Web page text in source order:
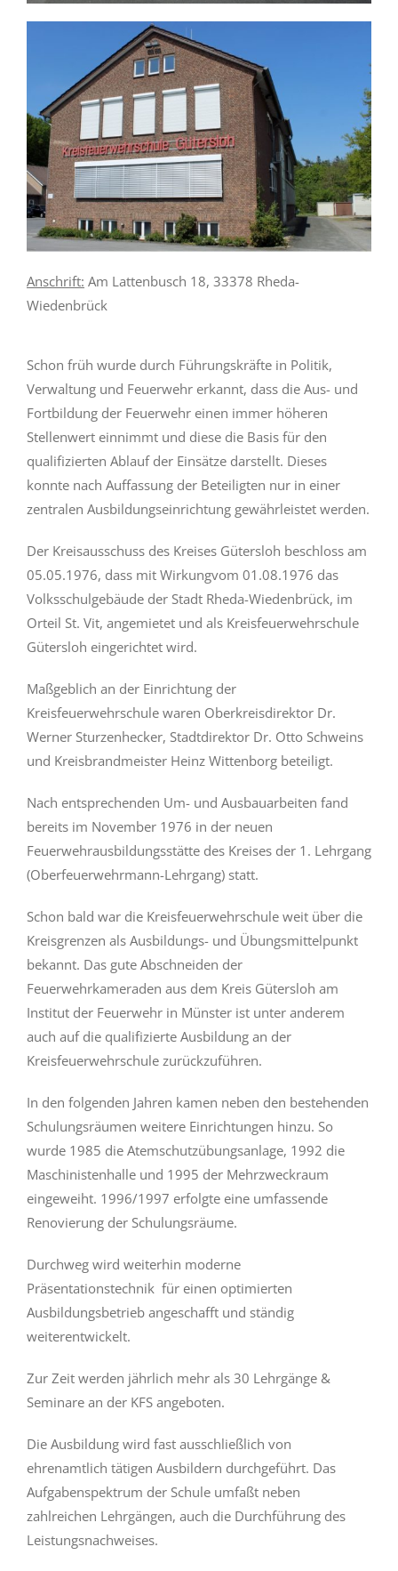
Anschrift: Am Lattenbusch 18, 33378 Rheda-
Wiedenbrück
Schon früh wurde durch Führungskräfte in Politik,
Verwaltung und Feuerwehr erkannt, dass die Aus- und
Fortbildung der Feuerwehr einen immer höheren
Stellenwert einnimmt und diese die Basis für den
qualifizierten Ablauf der Einsätze darstellt. Dieses
konnte nach Auffassung der Beteiligten nur in einer
zentralen Ausbildungseinrichtung gewährleistet werden.
Der Kreisausschuss des Kreises Gütersloh beschloss am
05.05.1976, dass mit Wirkungvom 01.08.1976 das
Volksschulgebäude der Stadt Rheda-Wiedenbrück, im
Orteil St. Vit, angemietet und als Kreisfeuerwehrschule
Gütersloh eingerichtet wird.
Maßgeblich an der Einrichtung der
Kreisfeuerwehrschule waren Oberkreisdirektor Dr.
Werner Sturzenhecker, Stadtdirektor Dr. Otto Schweins
und Kreisbrandmeister Heinz Wittenborg beteiligt.
Nach entsprechenden Um- und Ausbauarbeiten fand
bereits im November 1976 in der neuen
Feuerwehrausbildungsstätte des Kreises der 1. Lehrgang
(Oberfeuerwehrmann-Lehrgang) statt.
Schon bald war die Kreisfeuerwehrschule weit über die
Kreisgrenzen als Ausbildungs- und Übungsmittelpunkt
bekannt. Das gute Abschneiden der
Feuerwehrkameraden aus dem Kreis Gütersloh am
Institut der Feuerwehr in Münster ist unter anderem
auch auf die qualifizierte Ausbildung an der
Kreisfeuerwehrschule zurückzuführen.
In den folgenden Jahren kamen neben den bestehenden
Schulungsräumen weitere Einrichtungen hinzu. So
wurde 1985 die Atemschutzübungsanlage, 1992 die
Maschinistenhalle und 1995 der Mehrzweckraum
eingeweiht. 1996/1997 erfolgte eine umfassende
Renovierung der Schulungsräume.
Durchweg wird weiterhin moderne
Präsentationstechnik für einen optimierten
Ausbildungsbetrieb angeschafft und ständig
weiterentwickelt.
Zur Zeit werden jährlich mehr als 30 Lehrgänge &
Seminare an der KFS angeboten.
Die Ausbildung wird fast ausschließlich von
ehrenamtlich tätigen Ausbildern durchgeführt. Das
Aufgabenspektrum der Schule umfaßt neben
zahlreichen Lehrgängen, auch die Durchführung des
Leistungsnachweises.